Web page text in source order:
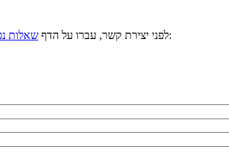
לפני יצירת קשר, עברו על הדף שאלות
, ייתכן וכבר ענינו לשאלתכם. למשל: